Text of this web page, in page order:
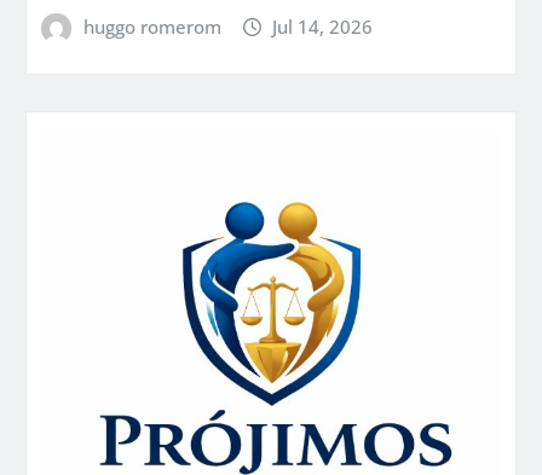
huggo romerom Jul 14, 2026